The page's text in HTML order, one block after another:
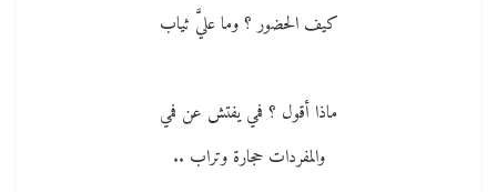
كيف الحضور ؟ وما عليَّ ثياب
ماذا أقول ؟ فمي يفتش عن فمي
والمفردات حجارة وتراب ..